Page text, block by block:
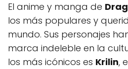
El anime y manga de
los más populares y
mundo. Sus personajes
marca indeleble en la
los más icónicos es Krilin,